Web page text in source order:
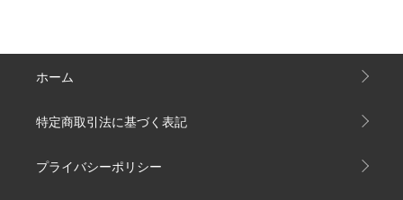
ホーム
特定商取引法に基づく表記
プライバシーポリシー